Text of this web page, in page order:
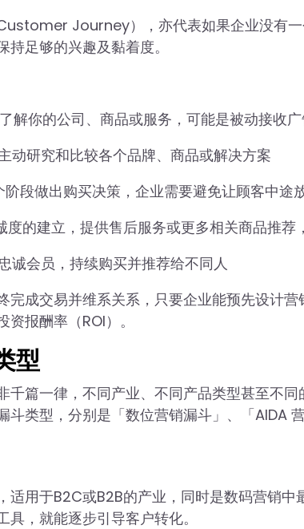
Journey），亦代表如果企业没有
足够的兴趣及黏着度。
解你的公司、商品或服务，可能是被动接收
研究和比较各个品牌、商品或解决方案
段做出购买决策，企业需要避免让顾客中途
的建立，提供售后服务或更多相关商品推荐
会员，持续购买并推荐给不同人
完成交易并维系关系，只要企业能预先设计
报酬率（ROI）。
型
千篇一律，不同产业、不同产品类型甚至不
类型，分别是「数位营销漏斗」、「AIDA
适用于B2C或B2B的产业，同时是数码营销
，就能逐步引导客户转化。